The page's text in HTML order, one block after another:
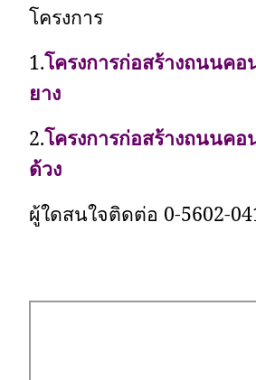
โครงการ
1.โครงการก่อสร้างถนนค
ยาง
2.โครงการก่อสร้างถนนค
ด้วง
ผู้ใดสนใจติดต่อ 0-5602-